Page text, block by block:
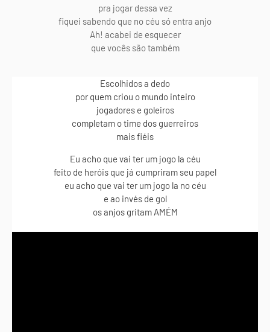
pra jogar dessa vez
fiquei sabendo que no céu só entra anjo
Ah! acabei de esquecer
que vocês são também
Escolhidos a dedo
por quem criou o mundo inteiro
jogadores e goleiros
completam o time dos guerreiros
mais fiéis
Eu acho que vai ter um jogo la céu
feito de heróis que já cumpriram seu papel
eu acho que vai ter um jogo la no céu
e ao invés de gol
os anjos gritam AMÉM